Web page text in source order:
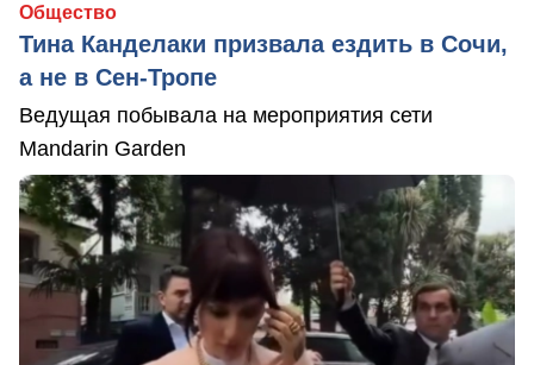
Общество
Тина Канделаки призвала ездить в Сочи,
а не в Сен-Тропе
Ведущая побывала на мероприятия сети
Mandarin Garden